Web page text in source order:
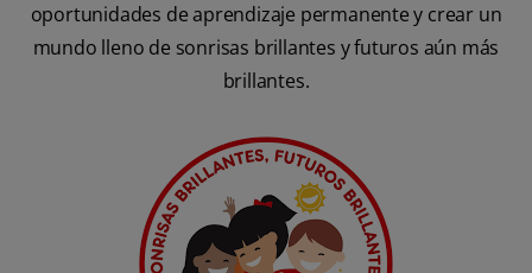
oportunidades de aprendizaje permanente y crear un
mundo lleno de sonrisas brillantes y futuros aún más
brillantes.